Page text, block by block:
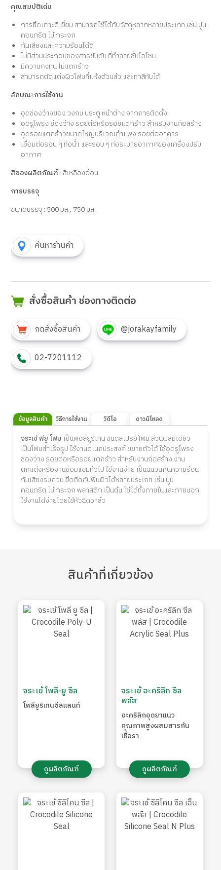
คุณสมบัติเด่น
การยึดเกาะดีเยี่ยม สามารถใช้ได้กับวัสดุหลากหลายประเภท เช่น ปูน
คอนกรีต ไม้ กระจก
กันเสียงและความร้อนได้ดี
ไม่มีส่วนประกอบของสารขับดัน ที่ทำลายชั้นโอโซน
มีความคงทน ไม่แตกร้าว
สามารถตัดแต่งผิวโฟมที่แห้งตัวแล้ว และทาสีทับได้
ลักษณะการใช้งาน
อุดช่องว่างของ วงกบ ประตู หน้าต่าง จากการติดตั้ง
อุดรูโพรง ช่องว่าง รอยต่อหรือรอยแตกร้าว สำหรับงานก่อสร้าง
อุดรอยแตกร้าวขนาดใหญ่บริเวณกำแพง รอยต่ออาคาร
เชื่อมต่อรอบ ๆ ท่อน้ำ และรอบ ๆ ท่อระบายอากาศของเครื่องปรับ
อากาศ
สีของผลิตภัณฑ์: สีเหลืองอ่อน
การบรรจุ
ขนาดบรรจุ : 500มล., 750มล.
ค้นหาร้านค้า
สั่งซื้อสินค้า ช่องทางติดต่อ
กดสั่งซื้อสินค้า @jorakayfamily
02-7201112
ข้อมูลสินค้า วิธีการใช้งาน วิดีโอ ดาวน์โหลด
จระเข้ พียู โฟม เป็นพอลียูรีเทน ชนิดสเปรย์โฟม ส่วนผสมเดียว
เป็นโฟมสำเร็จรูป ใช้งานอเนกประสงค์ ขยายตัวได้ ใช้อุดรูโพรง
ช่องว่าง รอยต่อหรือรอยแตกร้าว สำหรับงานก่อสร้าง งาน
ตกแต่งหรืองานซ่อมแซมทั่วไป ใช้งานง่าย เป็นฉนวนกันความร้อน
กันเสียงรบกวน ยึดติดกับพื้นผิวได้หลายประเภท เช่น ปูน
คอนกรีต ไม้ กระจก พลาสติก เป็นต้น ใช้ได้ทั้งภายในและภายนอก
ใช้งานได้ง่ายโดยใช้หัวฉีดวาล์ว
สินค้าที่เกี่ยวข้อง
จระเข้ โพลี-ยู ซีล
โพลียูริเทนซีลแลนท์
ดูผลิตภัณฑ์
จระเข้ อะคริลิก ซีล
พลัส
อะคริลิกอุดยาแนว
คุณภาพสูงผสมสารกัน
เชื้อรา
ดูผลิตภัณฑ์